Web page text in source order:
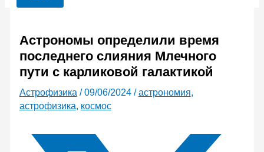
Астрономы определили время
последнего слияния Млечного
пути с карликовой галактикой
Астрофизика /09/06/2024 /астрономия,
астрофизика, космос